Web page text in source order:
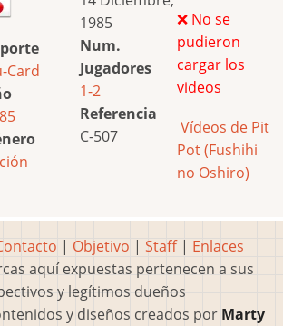
Card
1985
Num.
Jugadores
1-2
Referencia
C-507
❌ No se
pudieron
cargar los
videos
Vídeos de Pit
Pot (Fushihi
no Oshiro)
| Objetivo | Staff| Enlaces
aquí expuestas pertenecen a sus
y legítimos dueños
y diseños creados por Marty